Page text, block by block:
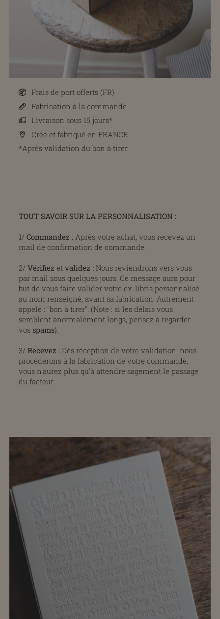
Frais de port offerts (FR)
Fabrication à la commande
Livraison sous 15 jours*
Créé et fabriqué en FRANCE
*Après validation du bon à tirer
TOUT SAVOIR SUR LA PERSONNALISATION :
1/ Commandez : Après votre achat, vous recevez un
mail de confirmation de commande.
2/ Vérifiez etvalidez :Nous reviendrons vers vous
par mail sous quelques jours. Ce message aura pour
but de vous faire valider votre ex-libris personnalisé
au nom renseigné, avant sa fabrication. Autrement
appelé : "bon à tirer". (Note : si les délais vous
semblent anormalement longs, pensez à regarder
vos spams).
3/ Recevez :Dès réception de votre validation, nous
procéderons à la fabrication de votre commande,
vous n'aurez plus qu'à attendre sagement le passage
du facteur.